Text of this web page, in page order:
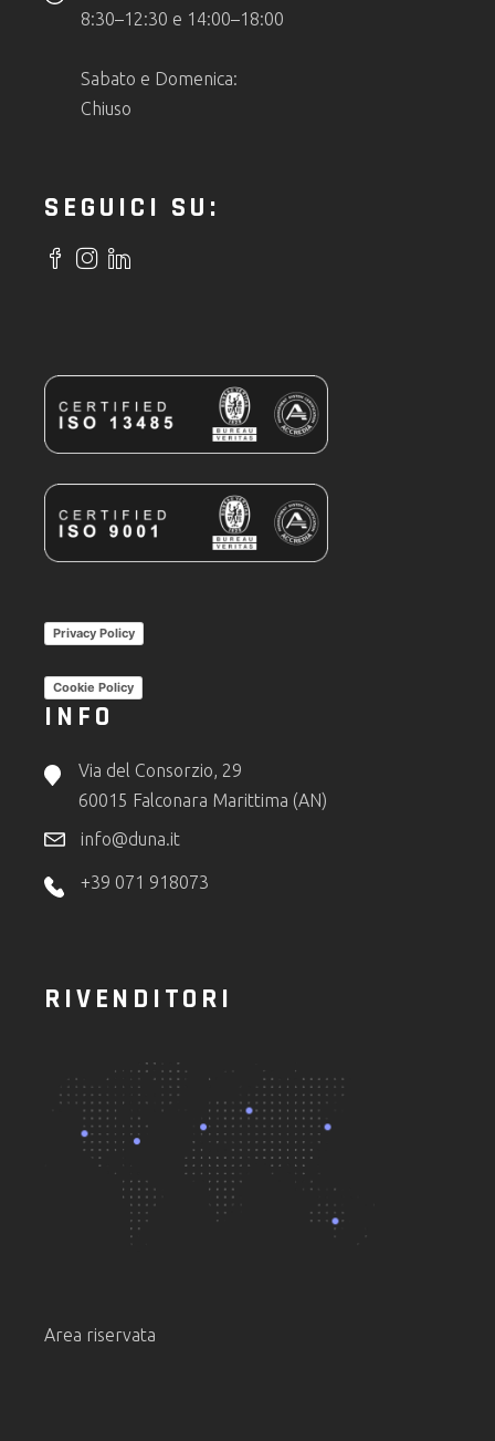
8:30–12:30 e 14:00–18:00
Sabato e Domenica:
Chiuso
SEGUICI SU:
Privacy Policy
Cookie Policy
INFO
Via del Consorzio, 29
60015 Falconara Marittima (AN)
info@duna.it
+39 071 918073
RIVENDITORI
Area riservata